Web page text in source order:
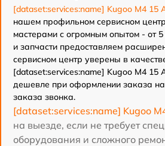
[dataset:services:name] Kugoo M4 15
нашем профильном сервисном
мастерами с огромным опытом - от
и запчасти предоставляем
сервисном центр уверены в
[dataset:services:name] Kugoo M4 15
дешевле при оформлении заказа
заказа звонка.
[dataset:services:name] Kugoo
на выезде, если не требует
оборудования и сложного